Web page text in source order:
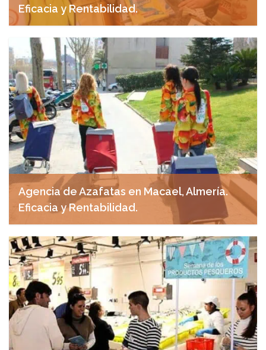
Eficacia y Rentabilidad.
noviembre 4, 2024
Agencia de Azafatas en Macael, Almería.
Eficacia y Rentabilidad.
noviembre 4, 2024